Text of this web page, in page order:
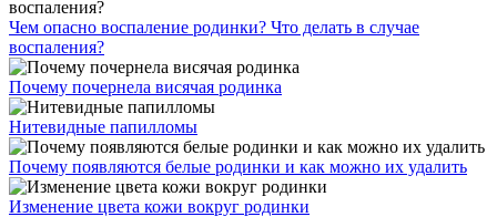
Чем опасно воспаление родинки? Что делать в случае
воспаления?
Почему почернела висячая родинка
Нитевидные папилломы
Почему появляются белые родинки и как можно их удалить
Изменение цвета кожи вокруг родинки